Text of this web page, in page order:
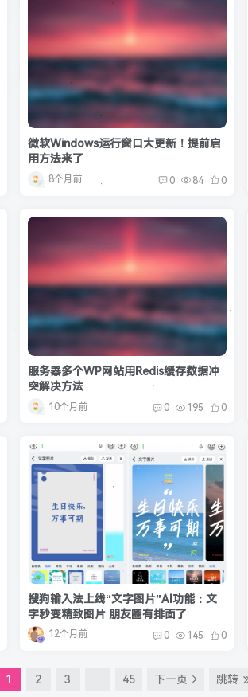
微软Windows运行窗口大更新！提前启
用方法来了
8个月前 0 84 0
服务器多个WP网站用Redis缓存数据冲
突解决方法
10个月前 0 195 0
搜狗输入法上线“文字图片”AI功能：文
字秒变精致图片 朋友圈有排面了
12个月前 0 145 0
1 2 3 45 下一页 跳转